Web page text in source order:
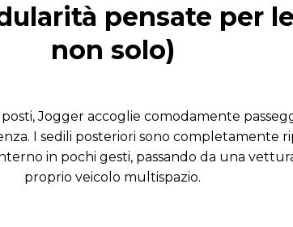
pensate per
non solo)
Jogger accoglie comodamente
I sedili posteriori sono completamente
in pochi gesti, passando da una
proprio veicolo multispazio.